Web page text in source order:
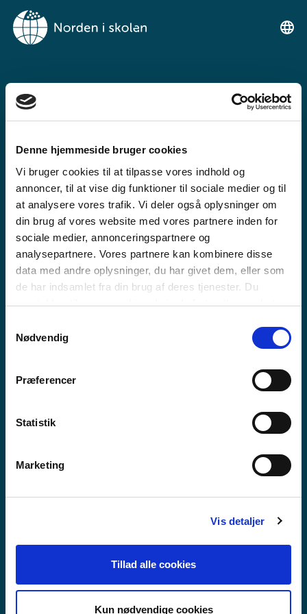
Denne hjemmeside bruger cookies
Vi bruger cookies til at tilpasse vores indhold og
annoncer, til at vise dig funktioner til sociale medier og til
at analysere vores trafik. Vi deler også oplysninger om
din brug af vores website med vores partnere inden for
sociale medier, annonceringspartnere og
analysepartnere. Vores partnere kan kombinere disse
data med andre oplysninger, du har givet dem, eller som
de har indsamlet fra din brug af deres tjenester. Du
samtykker til vores cookies, hvis du fortsætter med at
Nødvendig
Præferencer
Statistik
Marketing
Vis detaljer
Tillad alle cookies
Kun nødvendige cookies
VELKOMMEN TIL
NORDEN I SKOLEN
Ein gratis undervisningsplattform for
grunnskulen og den vidaregåande skule
GRUNNSKULE
VIDAREGÅANDE SKULE